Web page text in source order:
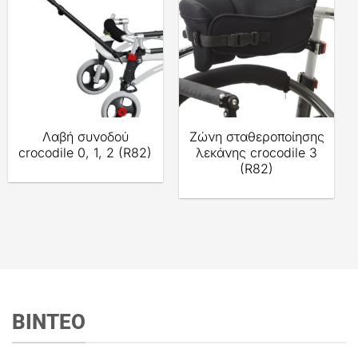
Λαβή συνοδού
crocodile 0, 1, 2 (R82)
Ζώνη σταθεροποίησης
λεκάνης crocodile 3
(R82)
ΒΙΝΤΕΟ